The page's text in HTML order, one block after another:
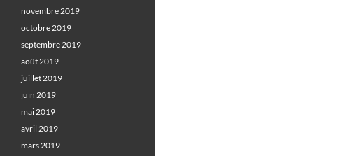
novembre 2019
octobre 2019
septembre 2019
août 2019
juillet 2019
juin 2019
mai 2019
avril 2019
mars 2019